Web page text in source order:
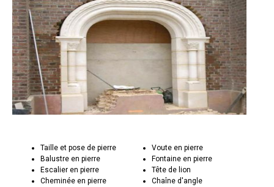
Taille et pose de pierre
Balustre en pierre
Escalier en pierre
Cheminée en pierre
Voute en pierre
Fontaine en pierre
Tête de lion
Chaîne d'angle